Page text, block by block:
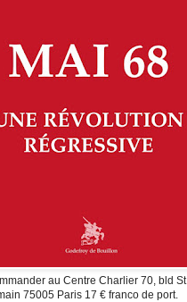
au Centre Charlier 70, bld St
75005 Paris 17 € franco de port.